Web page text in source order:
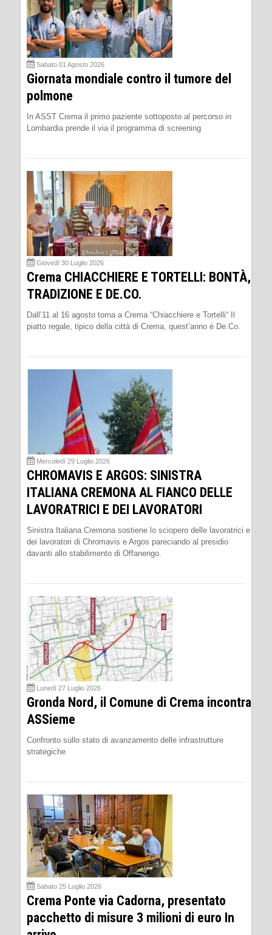
Sabato 01 Agosto 2026
Giornata mondiale contro il tumore del
polmone
In ASST Crema il primo paziente sottoposto al percorso in
Lombardia prende il via il programma di screening
Giovedì 30 Luglio 2026
Crema CHIACCHIERE E TORTELLI: BONTÀ,
TRADIZIONE E DE.CO.
Dall’11 al 16 agosto torna a Crema “Chiacchiere e Tortelli“ Il
piatto regale, tipico della città di Crema, quest’anno è De.Co.
Mercoledì 29 Luglio 2026
CHROMAVIS E ARGOS: SINISTRA
ITALIANA CREMONA AL FIANCO DELLE
LAVORATRICI E DEI LAVORATORI
Sinistra Italiana Cremona sostiene lo sciopero delle lavoratrici e
dei lavoratori di Chromavis e Argos pareciando al presidio
davanti allo stabilimento di Offanengo.
Lunedì 27 Luglio 2026
Gronda Nord, il Comune di Crema incontra
ASSieme
Confronto sullo stato di avanzamento delle infrastrutture
strategiche
Sabato 25 Luglio 2026
Crema Ponte via Cadorna, presentato
pacchetto di misure 3 milioni di euro In